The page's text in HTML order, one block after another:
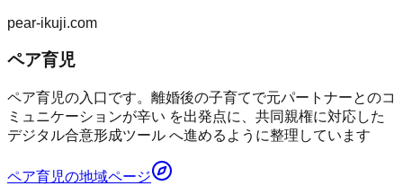
pear-ikuji.com
ペア育児
ペア育児の入口です。離婚後の子育てで元パートナーとのコ
ミュニケーションが辛い を出発点に、共同親権に対応した
デジタル合意形成ツール へ進めるように整理しています
ペア育児の地域ページ